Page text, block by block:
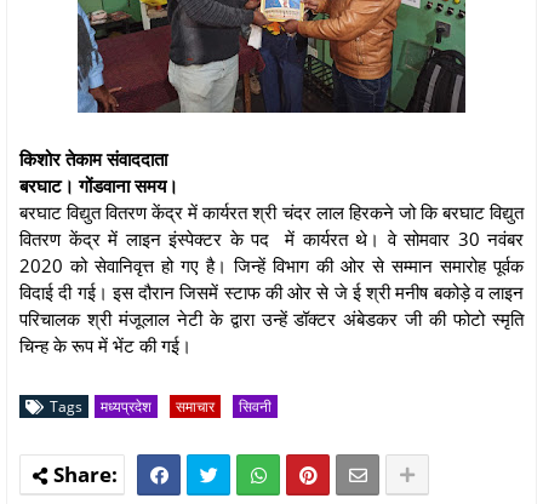
किशोर तेकाम संवाददाता
बरघाट। गोंडवाना समय।
बरघाट विद्युत वितरण केंद्र में कार्यरत श्री चंदर लाल हिरकने जो कि बरघाट विद्युत
वितरण केंद्र में लाइन इंस्पेक्टर के पद में कार्यरत थे। वे सोमवार 30 नवंबर
2020 को सेवानिवृत्त हो गए है। जिन्हें विभाग की ओर से सम्मान समारोह पूर्वक
विदाई दी गई। इस दौरान जिसमें स्टाफ की ओर से जे ई श्री मनीष बकोड़े व लाइन
परिचालक श्री मंजूलाल नेटी के द्वारा उन्हें डॉक्टर अंबेडकर जी की फोटो स्मृति
चिन्ह के रूप में भेंट की गई।
Tags मध्यप्रदेश समाचार सिवनी